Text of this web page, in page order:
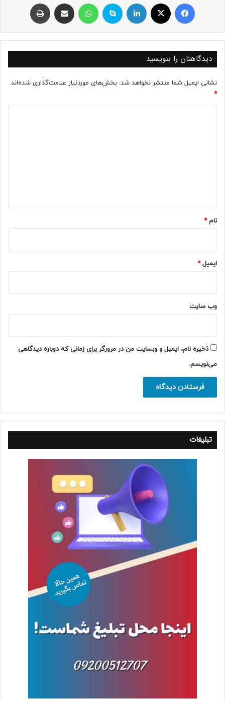
فیسبوک ایکس لینکداین اسکایپ واتس آپ اشتراک با ایمیل
دیدگاهتان را بنویسید
نشانی ایمیل شما منتشر نخواهد شد. بخش‌های موردنیاز علامت‌گذاری شده‌اند
*
نام*
ایمیل*
وب‌ سایت
ذخیره نام، ایمیل و وبسایت من در مرورگر برای زمانی که دوباره دیدگاهی
می‌نویسم.
تبلیغات